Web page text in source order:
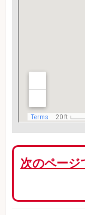
次のページ